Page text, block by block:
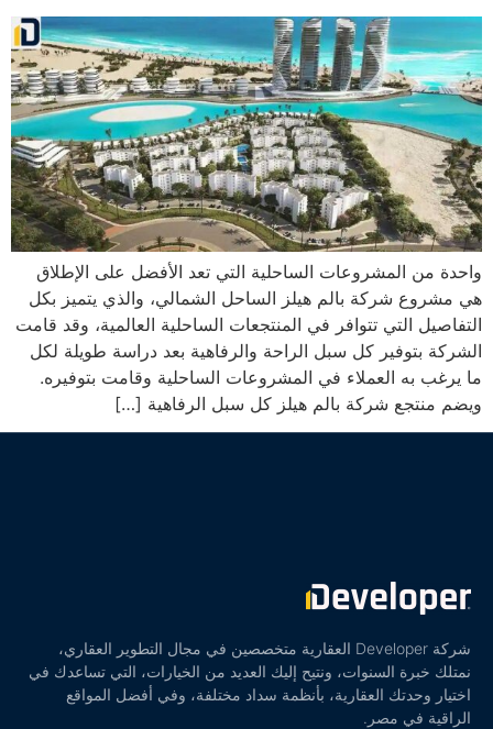
واحدة من المشروعات الساحلية التي تعد الأفضل على الإطلاق
هي مشروع شركة بالم هيلز الساحل الشمالي، والذي يتميز بكل
التفاصيل التي تتوافر في المنتجعات الساحلية العالمية، وقد قامت
الشركة بتوفير كل سبل الراحة والرفاهية بعد دراسة طويلة لكل
ما يرغب به العملاء في المشروعات الساحلية وقامت بتوفيره.
ويضم منتجع شركة بالم هيلز كل سبل الرفاهية […]
شركة Developer العقارية متخصصين في مجال التطوير العقاري،
نمتلك خبرة السنوات، ونتيح إليك العديد من الخيارات، التي تساعدك في
اختيار وحدتك العقارية، بأنظمة سداد مختلفة، وفي أفضل المواقع
الراقية في مصر.